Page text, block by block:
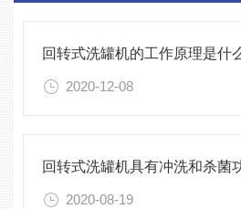
回转式洗罐机的工作原理是什
2020-12-08
回转式洗罐机具有冲洗和杀菌
2020-08-19